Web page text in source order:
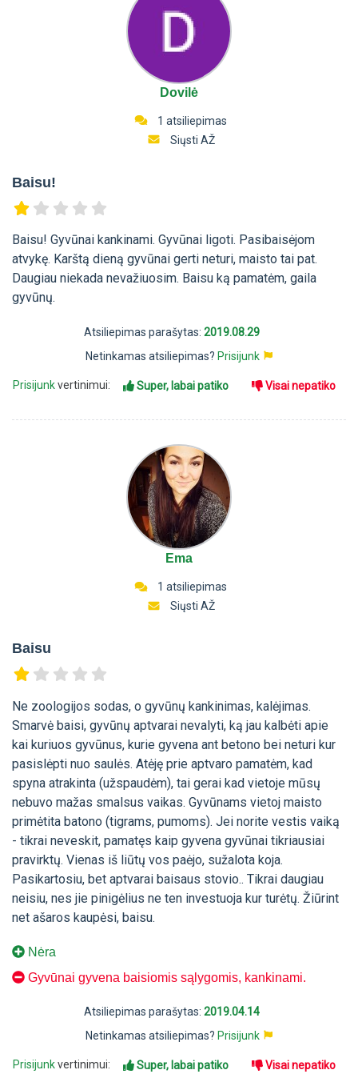
Dovilė
1 atsiliepimas
Siųsti AŽ
Baisu!
Baisu! Gyvūnai kankinami. Gyvūnai ligoti. Pasibaisėjom
atvykę. Karštą dieną gyvūnai gerti neturi, maisto tai pat.
Daugiau niekada nevažiuosim. Baisu ką pamatėm, gaila
gyvūnų.
Atsiliepimas parašytas: 2019.08.29
Netinkamas atsiliepimas? Prisijunk
Prisijunkvertinimui: Super, labai patiko Visai nepatiko
Ema
1 atsiliepimas
Siųsti AŽ
Baisu
Ne zoologijos sodas, o gyvūnų kankinimas, kalėjimas.
Smarvė baisi, gyvūnų aptvarai nevalyti, ką jau kalbėti apie
kai kuriuos gyvūnus, kurie gyvena ant betono bei neturi kur
pasislėpti nuo saulės. Atėję prie aptvaro pamatėm, kad
spyna atrakinta (užspaudėm), tai gerai kad vietoje mūsų
nebuvo mažas smalsus vaikas. Gyvūnams vietoj maisto
primėtita batono (tigrams, pumoms). Jei norite vestis vaiką
- tikrai neveskit, pamatęs kaip gyvena gyvūnai tikriausiai
pravirktų. Vienas iš liūtų vos paėjo, sužalota koja.
Pasikartosiu, bet aptvarai baisaus stovio.. Tikrai daugiau
neisiu, nes jie pinigėlius ne ten investuoja kur turėtų. Žiūrint
net ašaros kaupėsi, baisu.
Nėra
Gyvūnai gyvena baisiomis sąlygomis, kankinami.
Atsiliepimas parašytas: 2019.04.14
Netinkamas atsiliepimas? Prisijunk
Prisijunkvertinimui: Super, labai patiko Visai nepatiko